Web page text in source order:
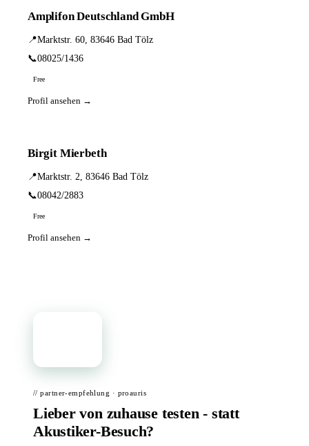
Amplifon Deutschland GmbH
📍Marktstr. 60, 83646 Bad Tölz
📞08025/1436
Free
Profil ansehen →
Birgit Mierbeth
📍Marktstr. 2, 83646 Bad Tölz
📞08042/2883
Free
Profil ansehen →
// partner-empfehlung · proauris
Lieber von zuhause testen - statt
Akustiker-Besuch?